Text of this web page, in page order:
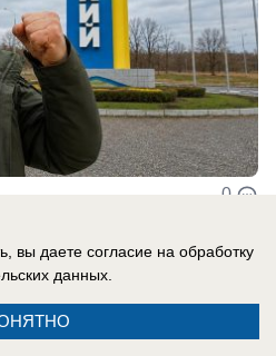
0
откуда летели
вы даете согласие на обработку
данных.